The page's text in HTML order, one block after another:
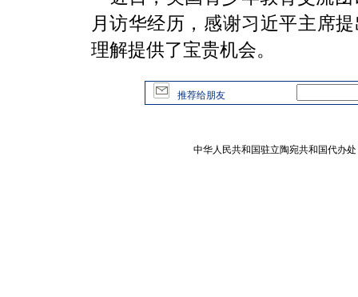
月访华经历，感谢习近平主席
理解提供了宝贵机会。
推荐给朋友
中华人民共和国驻立陶宛共和国代办处